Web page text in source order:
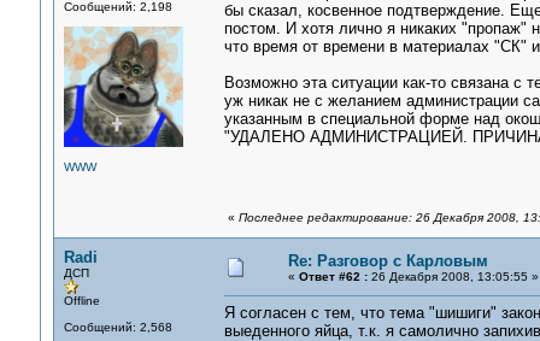
Сообщений: 2,198
WWW
бы сказал, косвенное подтверждение.
постом. И хотя лично я никаких "пропаж"
что время от времени в материалах "СК"
Возможно эта ситуации как-то связана с
уж никак не с желанием администрации
указанным в специальной форме над
"УДАЛЕНО АДМИНИСТРАЦИЕЙ.
« Последнее редактирование: 26 Декабря 2008,
Radi
ДСП
Offline
Сообщений: 2,568
Re: Разговор с Карловым
« Ответ #62 :26 Декабря 2008, 13:05:55 »
Я согласен с тем, что тема "шишиги"
выеденного яйца, т.к. я самолично